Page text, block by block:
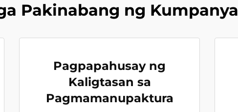
Pakinabang ng Kumpanya
Pagpapahusay ng
Kaligtasan sa
Pagmamanupaktura